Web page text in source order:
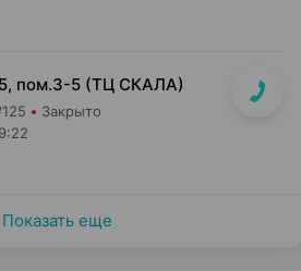
пом.3-5 (ТЦ СКАЛА)
Закрыто
Показать еще